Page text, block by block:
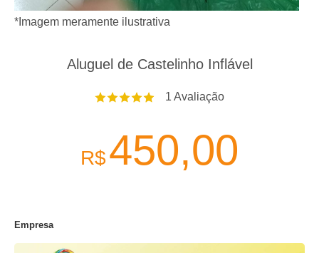
*Imagem meramente ilustrativa
Aluguel de Castelinho Inflável
1 Avaliação
R$450,00
Empresa